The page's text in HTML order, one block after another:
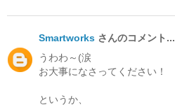
Smartworks さんのコメント...
うわわ～(涙
お大事になさってください！
というか、